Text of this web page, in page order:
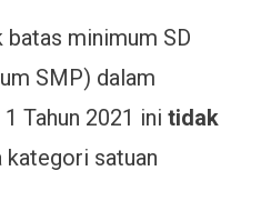
batas minimum SD
SMP) dalam
Tahun 2021 ini tidak
kategori satuan